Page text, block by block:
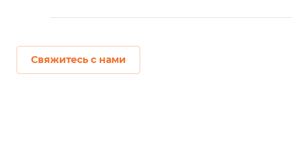
Свяжитесь с нами